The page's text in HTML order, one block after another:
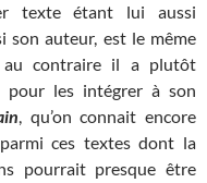
texte étant lui aussi
son auteur, est le même
contraire il a plutôt
pour les intégrer à son
, qu’on connait encore
ces textes dont la
pourrait presque être